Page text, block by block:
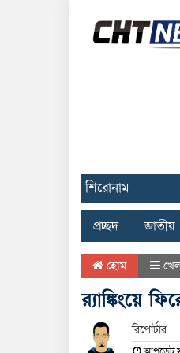
শিরোনাম
প্রচ্ছদ জাতীয়
হোম
র‍্যাঙ্কিংয়ে
রিপোর্টার